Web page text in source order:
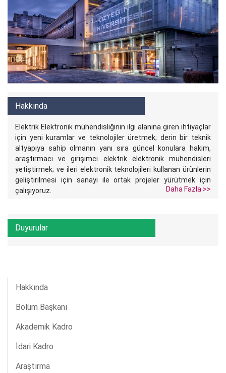
Hakkında
Elektrik Elektronik mühendisliğinin ilgi alanına giren ihtiyaçlar
için yeni kuramlar ve teknolojiler üretmek; derin bir teknik
altyapıya sahip olmanın yanı sıra güncel konulara hakim,
araştırmacı ve girişimci elektrik elektronik mühendisleri
yetiştirmek; ve ileri elektronik teknolojileri kullanan ürünlerin
geliştirilmesi için sanayi ile ortak projeler yürütmek için
çalışıyoruz.
Daha Fazla >>
Duyurular
Hakkında
Bölüm Başkanı
Akademik Kadro
İdari Kadro
Araştırma